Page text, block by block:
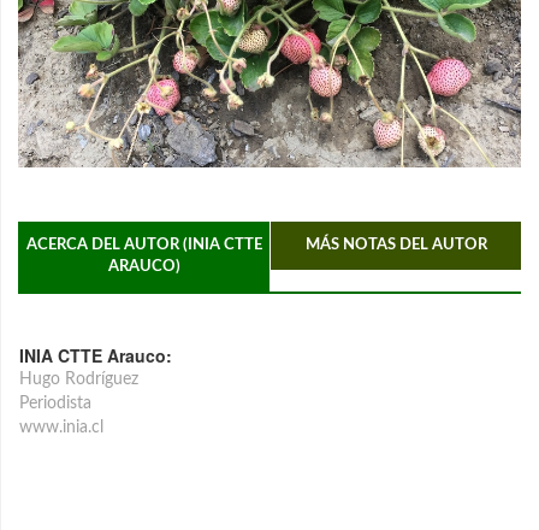
ACERCA DEL AUTOR (INIA CTTE
ARAUCO)
MÁS NOTAS DEL AUTOR
INIA CTTE Arauco:
Hugo Rodríguez
Periodista
www.inia.cl